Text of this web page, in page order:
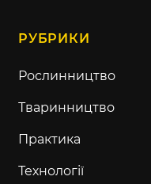
РУБРИКИ
Рослинництво
Тваринництво
Практика
Технології